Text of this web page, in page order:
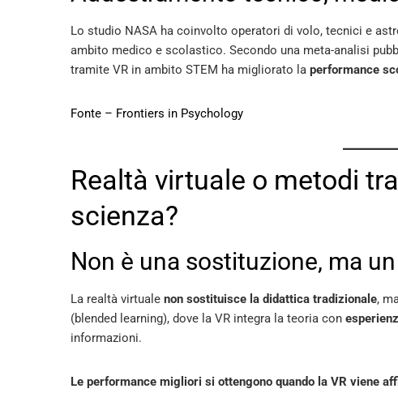
Lo studio NASA ha coinvolto operatori di volo, tecnici e
ambito medico e scolastico. Secondo una meta-analisi
tramite VR in ambito STEM ha migliorato la performance
Fonte – Frontiers in Psychology
Realtà virtuale o metodi
scienza?
Non è una sostituzione, ma
La realtà virtuale non sostituisce la didattica tradizionale,
(blended learning), dove la VR integra la teoria con
informazioni.
Le performance migliori si ottengono quando la VR viene